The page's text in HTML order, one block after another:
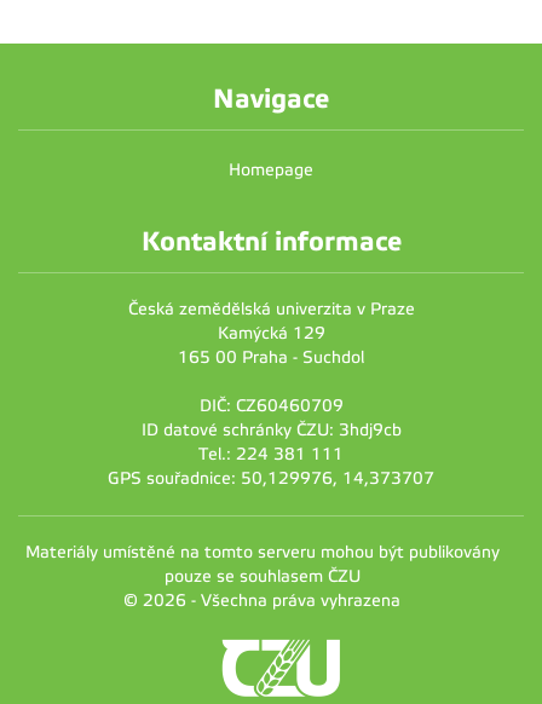
Navigace
Homepage
Kontaktní informace
Česká zemědělská univerzita v Praze
Kamýcká 129
165 00 Praha - Suchdol
DIČ: CZ60460709
ID datové schránky ČZU: 3hdj9cb
Tel.: 224 381 111
GPS souřadnice: 50,129976, 14,373707
Materiály umístěné na tomto serveru mohou být publikovány
pouze se souhlasem ČZU
© 2026 - Všechna práva vyhrazena